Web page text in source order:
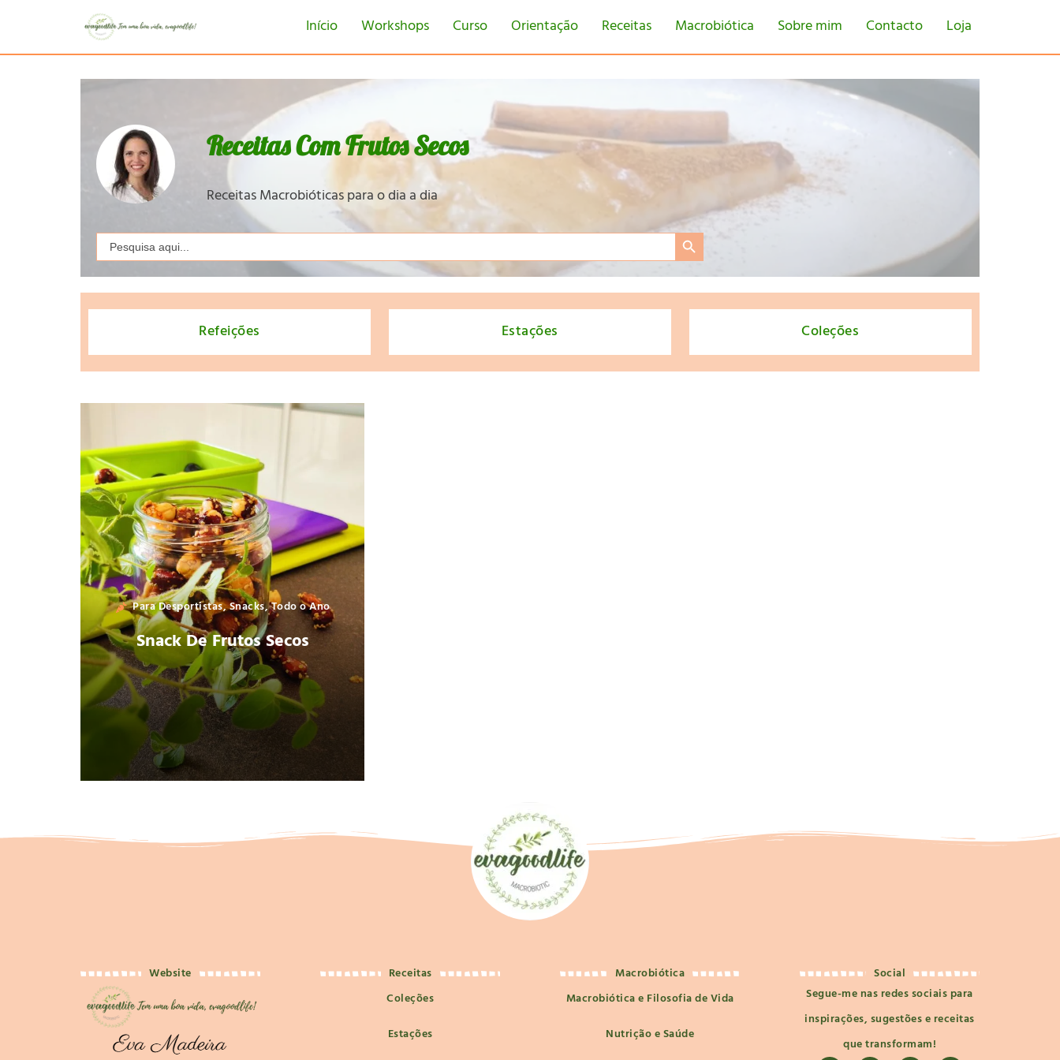
Início Workshops Curso Orientação Receitas Macrobiótica Sobre mim Contacto Loja
Receitas Com Frutos Secos
Receitas Macrobióticas para o dia a dia
Search
for:
Search Button
Refeições Estações Coleções
Para Desportistas,Snacks,Todo o Ano
Snack De Frutos Secos
Website
Receitas
Coleções
Estações
Macrobiótica
Macrobiótica e Filosofia de Vida
Nutrição e Saúde
Social
Segue-me nas redes sociais para
inspirações, sugestões e receitas
que transformam!